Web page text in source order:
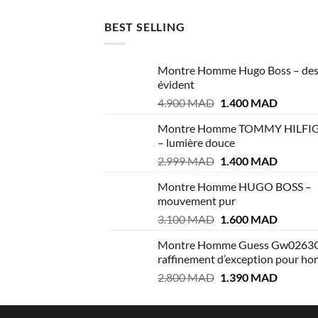
BEST SELLING
Montre Homme Hugo Boss –
évident
4.900MAD Le
initial
était :
4.900 MAD.
1.400 MADLe
actuel
1.400
Montre Homme TOMMY
– lumière douce
2.999MAD Le
initial
était :
2.999 MAD.
1.400 MADLe
actuel
1.400
Montre Homme HUGO BOSS –
mouvement pur
3.100MAD Le
initial
était :
3.100 MAD.
1.600 MADLe
actuel
est :
1.600
Montre Homme Guess
raffinement d’exception pour
2.800MAD Le
initial
1.390 MADLe
actuel